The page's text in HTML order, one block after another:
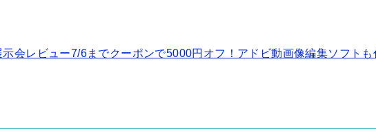
会レビュー7/6までクーポンで5000円オフ！アドビ動画像編集ソフトも